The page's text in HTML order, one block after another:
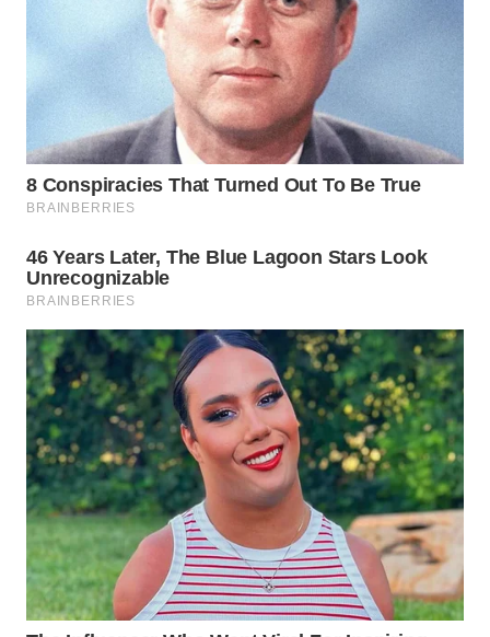
WAHANANEWS
ID
WAHANANEWS
CO ID
WAHANANEWS
NET
WAHANA
SPORT
WAHANA
UMKM
WAHANA
SELEB
WAHANA
PERSONA
WAHANA
OTOMOTIF